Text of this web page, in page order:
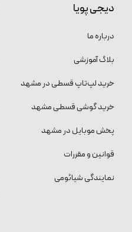
دیجی پویا
درباره ما
بلاگ آموزشی
خرید لپ‌تاپ قسطی در مشهد
خرید گوشی قسطی مشهد
پخش موبایل در مشهد
قوانین و مقررات
نمایندگی شیائومی